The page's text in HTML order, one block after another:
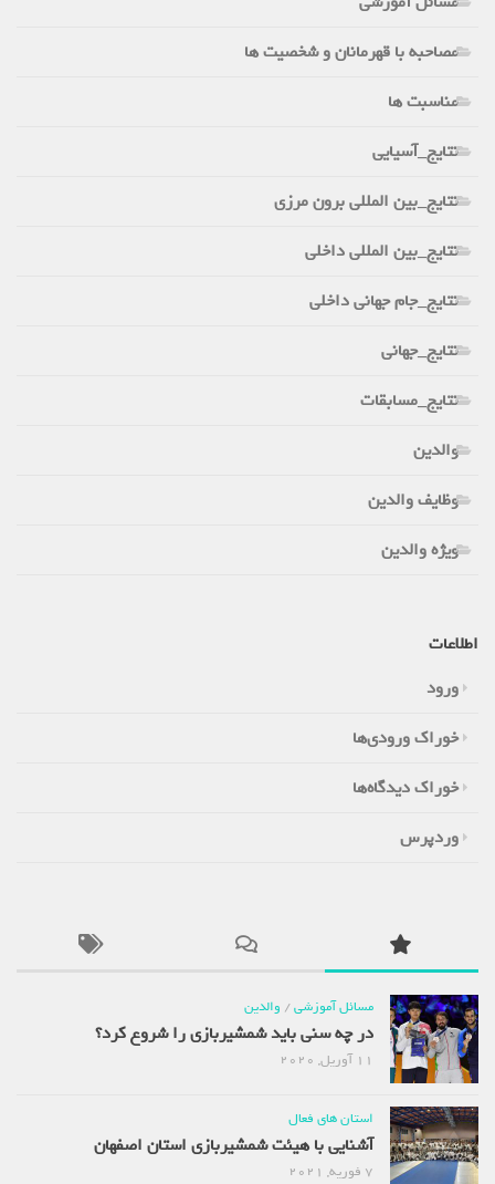
مصاحبه با قهرمانان و شخصیت ها
مناسبت ها
نتایج_آسیایی
نتایج_بین المللی برون مرزی
نتایج_بین المللی داخلی
نتایج_جام جهانی داخلی
نتایج_جهانی
نتایج_مسابقات
والدین
وظایف والدین
ویژه والدین
اطلاعات
ورود
خوراک ورودی‌ها
خوراک دیدگاه‌ها
وردپرس
مسائل آموزشی/ والدین
در چه سنی باید شمشیربازی را شروع کرد؟
11 آوریل, 2020
استان های فعال
آشنایی با هیئت شمشیربازی استان اصفهان
7 فوریه, 2021